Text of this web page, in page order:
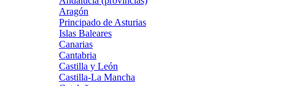
Aragón
Principado de Asturias
Islas Baleares
Canarias
Cantabria
Castilla y León
Castilla-La Mancha